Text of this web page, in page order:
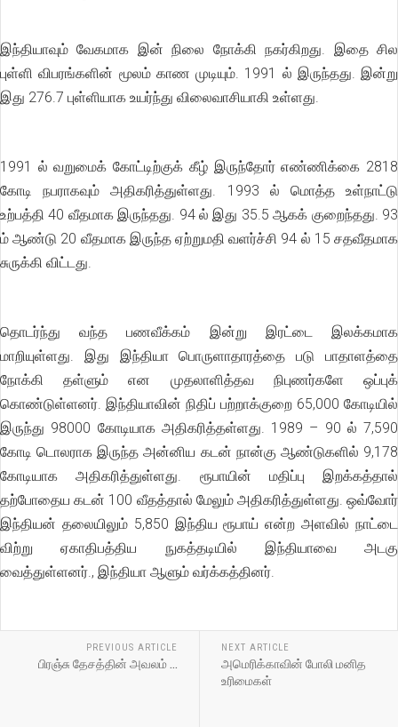
இந்தியாவும் வேகமாக இன் நிலை நோக்கி நகர்கிறது. இதை சில
புள்ளி விபரங்களின் மூலம் காண முடியும். 1991 ல் இருந்தது. இன்று
இது 276.7 புள்ளியாக உயர்ந்து விலைவாசியாகி உள்ளது.
1991 ல் வறுமைக் கோட்டிற்குக் கீழ் இருந்தோர் எண்ணிக்கை 2818
கோடி நபராகவும் அதிகரித்துள்ளது. 1993 ல் மொத்த உள்நாட்டு
உற்பத்தி 40 வீதமாக இருந்தது. 94 ல் இது 35.5 ஆகக் குறைந்தது. 93
ம் ஆண்டு 20 வீதமாக இருந்த ஏற்றுமதி வளர்ச்சி 94 ல் 15 சதவீதமாக
சுருக்கி விட்டது.
தொடர்ந்து வந்த பணவீக்கம் இன்று இரட்டை இலக்கமாக
மாறியுள்ளது. இது இந்தியா பொருளாதாரத்தை படு பாதாளத்தை
நோக்கி தள்ளும் என முதலாளித்தவ நிபுணர்களே ஒப்புக்
கொண்டுள்ளனர். இந்தியாவின் நிதிப் பற்றாக்குறை 65,000 கோடியில்
இருந்து 98000 கோடியாக அதிகரித்தள்ளது. 1989 – 90 ல் 7,590
கோடி டொலராக இருந்த அன்னிய கடன் நான்கு ஆண்டுகளில் 9,178
கோடியாக அதிகரித்துள்ளது. ரூபாயின் மதிப்பு இறக்கத்தால்
தற்போதைய கடன் 100 வீதத்தால் மேலும் அதிகரித்துள்ளது. ஒவ்வோர்
இந்தியன் தலையிலும் 5,850 இந்திய ரூபாய் என்ற அளவில் நாட்டை
விற்று ஏகாதிபத்திய நுகத்தடியில் இந்தியாவை அடகு
வைத்துள்ளனர்., இந்தியா ஆளும் வர்க்கத்தினர்.
PREVIOUS ARTICLE
பிரஞ்சு தேசத்தின் அவலம் …
NEXT ARTICLE
அமெரிக்காவின் போலி மனித
உரிமைகள்